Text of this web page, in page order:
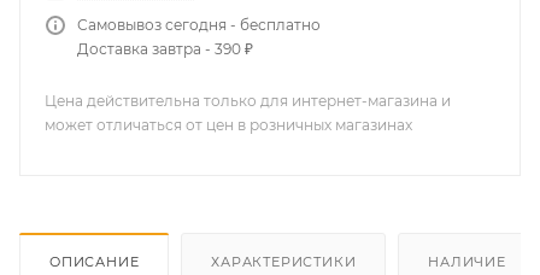
Самовывоз сегодня - бесплатно
Доставка завтра - 390 ₽
Цена действительна только для интернет-магазина и
может отличаться от цен в розничных магазинах
ОПИСАНИЕ ХАРАКТЕРИСТИКИ НАЛИЧИЕ